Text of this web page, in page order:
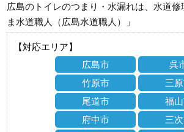
広島のトイレのつまり・水漏れは、水道修
ま水道職人（広島水道職人）」
【対応エリア】
広島市
呉
竹原市
三
尾道市
福
府中市
三